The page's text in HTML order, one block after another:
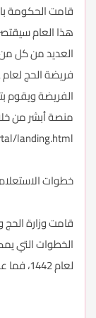
قامت الحكومة
هذا العام
العديد من كل من
الفريضة ويقوم
منصة أبشر من
landing.html
خطوات الاستعلام
قامت وزارة
الخطوات التي
لعام 1442، فما عليك سوى اتباع الخطوات التالية: